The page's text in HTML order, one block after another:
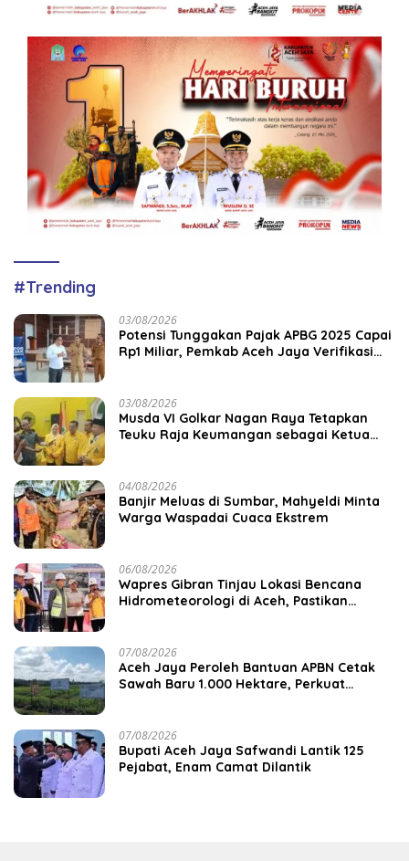
#Trending
03/08/2026
Potensi Tunggakan Pajak APBG 2025 Capai
Rp1 Miliar, Pemkab Aceh Jaya Verifikasi
03/08/2026
Musda VI Golkar Nagan Raya Tetapkan
Teuku Raja Keumangan sebagai Ketua
04/08/2026
Banjir Meluas di Sumbar, Mahyeldi Minta
Warga Waspadai Cuaca Ekstrem
06/08/2026
Wapres Gibran Tinjau Lokasi Bencana
Hidrometeorologi di Aceh, Pastikan
07/08/2026
Aceh Jaya Peroleh Bantuan APBN Cetak
Sawah Baru 1.000 Hektare, Perkuat
07/08/2026
Bupati Aceh Jaya Safwandi Lantik 125
Pejabat, Enam Camat Dilantik